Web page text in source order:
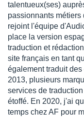
talentueux(ses)
passionnants
rejoint l'équipe
place la version
traduction et
site français en tant
également traduit
2013, plusieurs
services de
étoffé. En 2020, j'ai
temps chez AF pour